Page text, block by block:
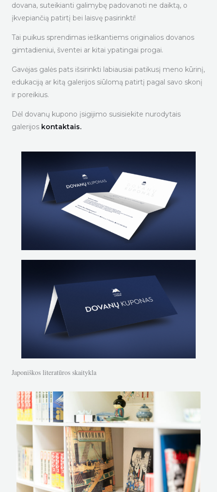
dovana, suteikianti galimybę padovanoti ne daiktą, o
įkvepiančią patirtį bei laisvę pasirinkti!
Tai puikus sprendimas ieškantiems originalios dovanos
gimtadieniui, šventei ar kitai ypatingai progai.
Gavėjas galės pats išsirinkti labiausiai patikusį meno kūrinį,
edukaciją ar kitą galerijos siūlomą patirtį pagal savo skonį
ir poreikius.
Dėl dovanų kupono įsigijimo susisiekite nurodytais
galerijos kontaktais.
Japoniškos literatūros skaitykla